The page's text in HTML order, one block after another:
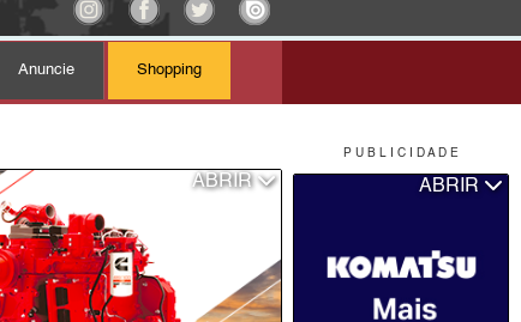
P U B L I C I D A D E
ABRIR
Anuncie Shopping
ABRIR